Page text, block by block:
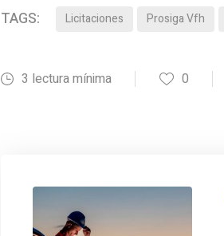
TAGS: Licitaciones Prosiga Vfh
3 lectura mínima 0